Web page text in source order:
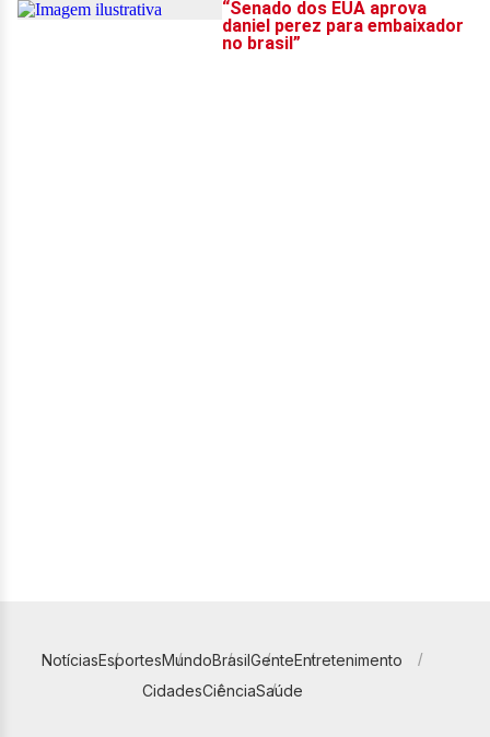
NotíciasEsportesMundoBrasilGenteEntretenimento
CidadesCiênciaSaúde